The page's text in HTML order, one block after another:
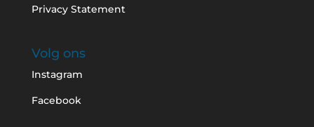
Privacy Statement
Volg ons
Instagram
Facebook